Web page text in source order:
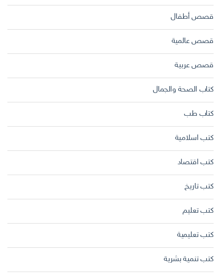
قصص أطفال
قصص عالمية
قصص عربية
كتاب الصحة والجمال
كتاب طب
كتب اسلامية
كتب اقتصاد
كتب تاريخ
كتب تعليم
كتب تعليمية
كتب تنمية بشرية